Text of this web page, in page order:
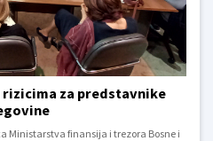
za predstavnike
finansija i trezora Bosne i